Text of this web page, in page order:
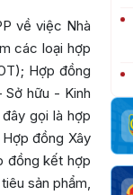
về việc Nhà
các loại hợp
Hợp đồng
hữu - Kinh
gọi là hợp
đồng Xây
đồng kết hợp
sản phẩm,